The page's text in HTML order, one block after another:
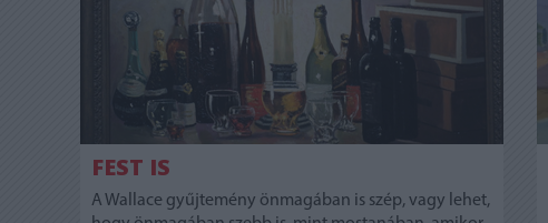
FEST IS
A Wallace gyűjtemény önmagában is szép, vagy lehet,